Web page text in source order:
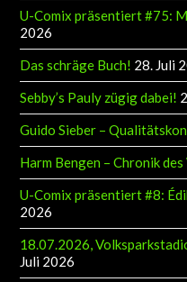
U-Comix präsentiert #75:
2026
Das schräge Buch! 28. Juli
Sebby’s Pauly zügig dabei!
Guido Sieber –
Harm Bengen – Chronik des
U-Comix präsentiert #8:
2026
18.07.2026,
Juli 2026